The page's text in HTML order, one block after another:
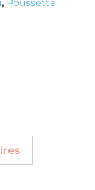
, Poussette